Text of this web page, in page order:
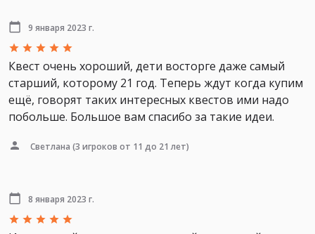
9 января 2023 г.
Квест очень хороший, дети восторге даже самый
старший, которому 21 год. Теперь ждут когда купим
ещё, говорят таких интересных квестов ими надо
побольше. Большое вам спасибо за такие идеи.
Светлана (3 игроков от 11 до 21 лет)
8 января 2023 г.